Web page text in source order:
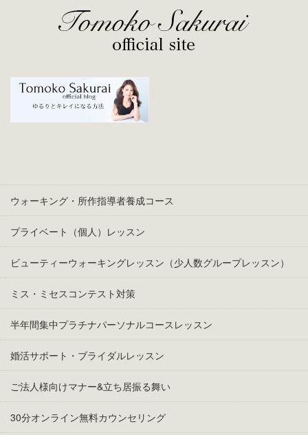
ウォーキング・所作指導者養成コース
プライベート（個人）レッスン
ビューティーウォーキングレッスン（少人数グループレッスン）
ミス・ミセスコンテスト対策
半年間集中プラチナパーソナルコースレッスン
婚活サポート・ブライダルレッスン
ご法人様向けマナー&立ち居振る舞い
30分オンライン無料カウンセリング